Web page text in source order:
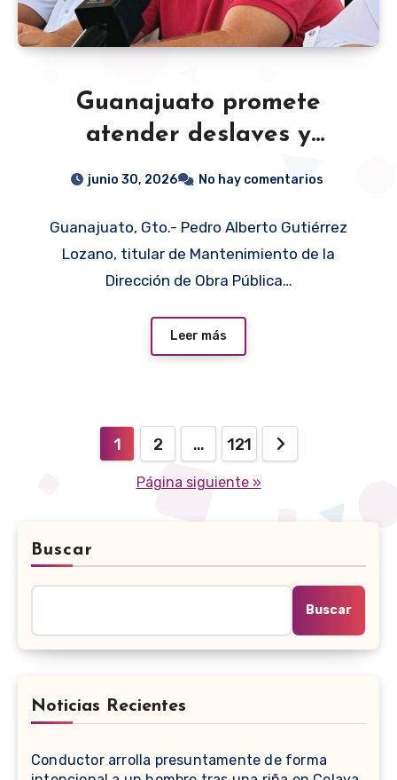
Guanajuato promete
atender deslaves y
deslizamientos en la
junio 30, 2026 No hay comentarios
Guanajuato, Gto.- Pedro Alberto Gutiérrez
Lozano, titular de Mantenimiento de la
Dirección de Obra Pública…
Leer más
Paginación
1 2 … 121
Página siguiente »
Buscar
Buscar
Noticias Recientes
Conductor arrolla presuntamente de forma